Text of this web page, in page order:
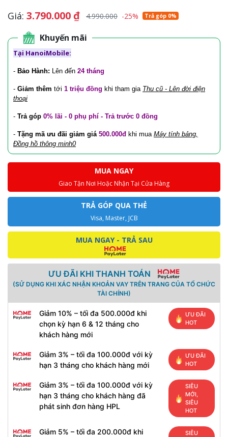
Giá: 3.790.000 ₫ 4.990.000 -25% Trả góp 0%
Khuyến mãi
Tại HanoiMobile:
- Bảo Hành: Lên đến 24 tháng
- Giảm thêm tới 1 triệu đồng khi tham gia Thu cũ - Lên đời điện
thoại
- Trả góp 0% lãi - 0 phụ phí - Trả trước 0 đồng
- Tặng mã ưu đãi giảm giá 500.000đ khi mua Máy tính bảng,
Đồng hồ thông minh0
MUA NGAY
Giao Tận Nơi Hoặc Nhận Tại Cửa Hàng
TRẢ GÓP QUA THẺ
Visa, Master, JCB
MUA NGAY - TRẢ SAU
ƯU ĐÃI KHI THANH TOÁN
(SỬ DỤNG KHI XÁC NHẬN KHOẢN VAY TRÊN TRANG CỦA TỔ CHỨC
TÀI CHÍNH)
Giảm 10% – tối đa 500.000đ khi
chọn kỳ hạn 6 & 12 tháng cho
khách hàng mới
ƯU ĐÃI
HOT
Giảm 3% – tối đa 100.000đ với kỳ
hạn 3 tháng cho khách hàng mới
ƯU ĐÃI
HOT
Giảm 3% – tối đa 100.000đ với kỳ
hạn 3 tháng cho khách hàng đã
phát sinh đơn hàng HPL
SIÊU
MỚI,
SIÊU
HOT
Giảm 5% – tối đa 200.000đ khi
SIÊU